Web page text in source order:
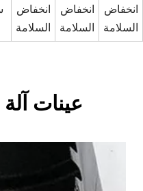
انخفاض
السلامة
انخفاض
السلامة
انخفاض
السلامة